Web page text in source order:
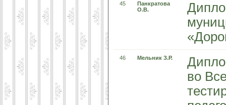
45
Панкратова
О.В.
46 Мельник З.Р.
во